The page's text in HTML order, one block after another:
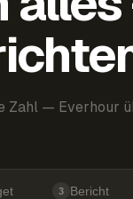
Zahl — Everhour
3 Bericht